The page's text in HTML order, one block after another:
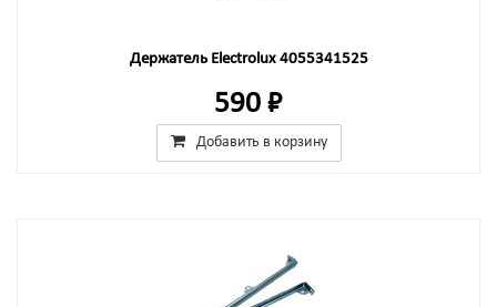
Держатель Electrolux 4055341525
590 ₽
Добавить в корзину